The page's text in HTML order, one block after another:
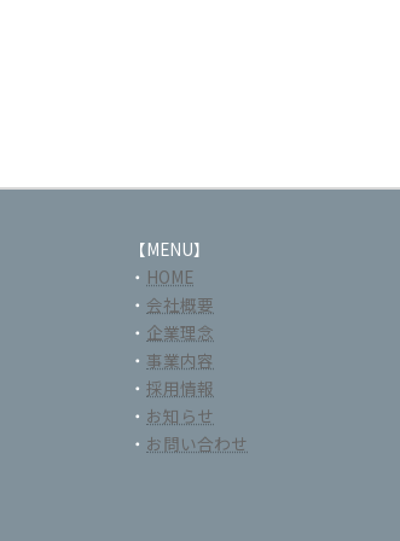
【MENU】
・ HOME
・ 会社概要
・ 企業理念
・ 事業内容
・ 採用情報
・ お知らせ
・ お問い合わせ